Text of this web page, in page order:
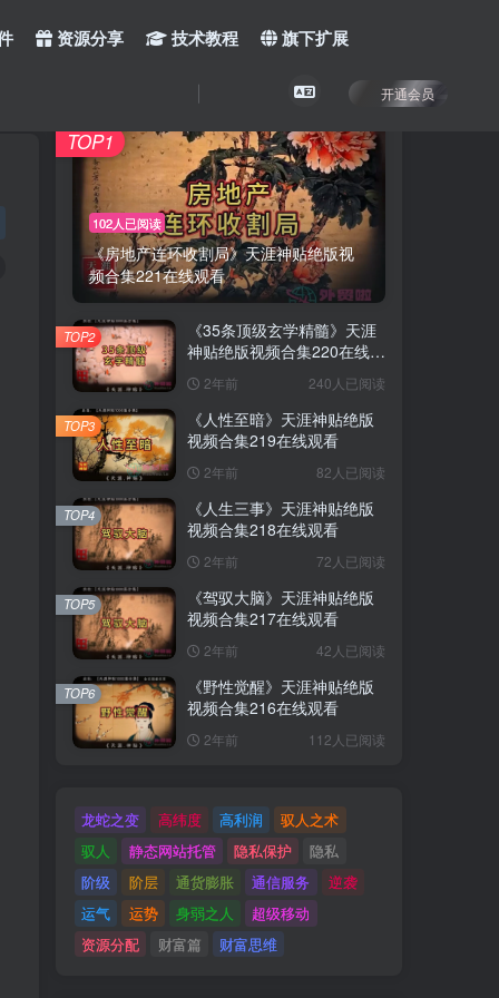
资源分享 技术教程 旗下扩展
开通会员
102人已阅读
《房地产连环收割局》天涯神贴绝版视
频合集221在线观看
TOP1
《35条顶级玄学精髓》天涯
神贴绝版视频合集220在线观
2年前 240人已阅读
TOP2
《人性至暗》天涯神贴绝版
视频合集219在线观看
2年前 82人已阅读
TOP3
《人生三事》天涯神贴绝版
视频合集218在线观看
2年前 72人已阅读
TOP4
《驾驭大脑》天涯神贴绝版
视频合集217在线观看
2年前 42人已阅读
TOP5
《野性觉醒》天涯神贴绝版
视频合集216在线观看
2年前 112人已阅读
TOP6
龙蛇之变 高纬度 高利润
驭人之术
驭人
静态网站托管 隐私保护
隐私
阶级
阶层 通货膨胀 通信服务
逆袭
运气
运势 身弱之人
超级移动
资源分配
财富篇 财富思维